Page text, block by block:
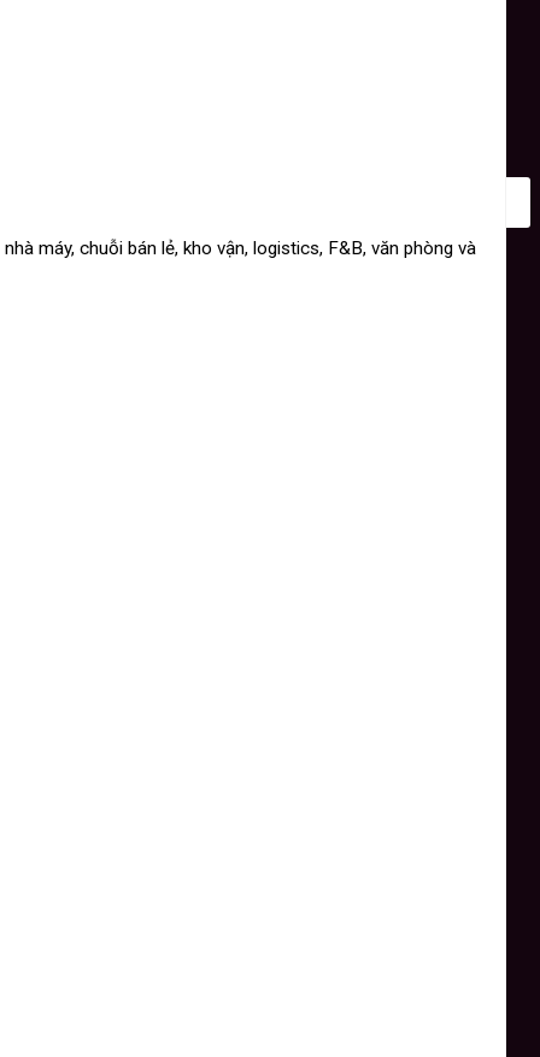
máy, chuỗi bán lẻ, kho vận, logistics, F&B, văn phòng và